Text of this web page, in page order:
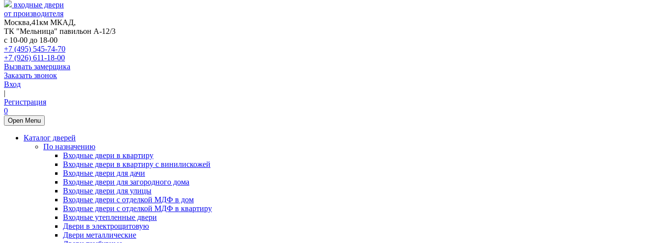
входные двери
от производителя
Москва,41км МКАД,
ТК "Мельница" павильон А-12/3
с 10-00 до 18-00
+7 (495) 545-74-70
+7 (926) 611-18-00
Вызвать замерщика
Заказать звонок
Вход
|
Регистрация
0
Open Menu
Каталог дверей
По назначению
Входные двери в квартиру
Входные двери в квартиру с винилискожей
Входные двери для дачи
Входные двери для загородного дома
Входные двери для улицы
Входные двери с отделкой МДФ в дом
Входные двери с отделкой МДФ в квартиру
Входные утепленные двери
Двери в электрощитовую
Двери металлические